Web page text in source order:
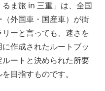
ま旅 in 三重」は、全国
外国車・国産車）が街
ーと言っても、速さを
作成されたルートブッ
ートと決められた所要
目指すものです。